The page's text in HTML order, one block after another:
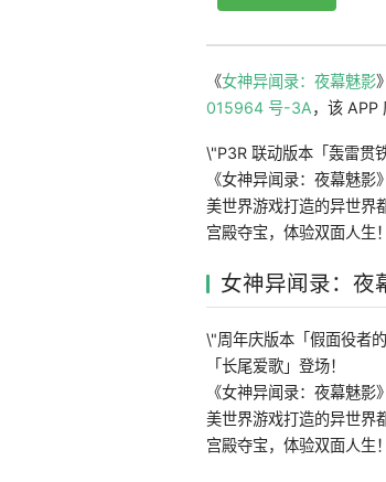
《女神异闻录：夜幕魅影
015964 号-3A，该 APP
\"P3R 联动版本「轰雷贯
《女神异闻录：夜幕魅
美世界游戏打造的异世界
宫殿夺宝，体验双面人生
女神异闻录：夜
\"周年庆版本「假面役者
「长尾爱歌」登场！
《女神异闻录：夜幕魅
美世界游戏打造的异世界
宫殿夺宝，体验双面人生